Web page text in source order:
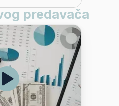
predavača